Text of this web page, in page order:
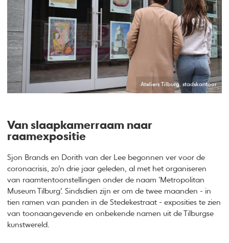
Ateliers Tilburg, stadskantoor
Van slaapkamerraam naar
raamexpositie
Sjon Brands en Dorith van der Lee begonnen ver voor de
coronacrisis, zo’n drie jaar geleden, al met het organiseren
van raamtentoonstellingen onder de naam ‘Metropolitan
Museum Tilburg’. Sindsdien zijn er om de twee maanden - in
tien ramen van panden in de Stedekestraat - exposities te zien
van toonaangevende en onbekende namen uit de Tilburgse
kunstwereld.